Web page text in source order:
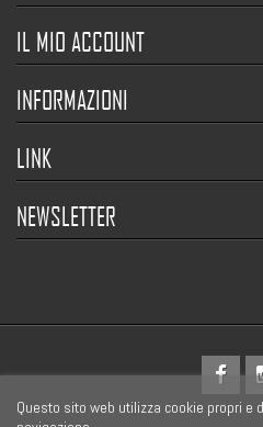
IL MIO ACCOUNT
INFORMAZIONI
LINK
NEWSLETTER
Questo sito web utilizza cookie propri e